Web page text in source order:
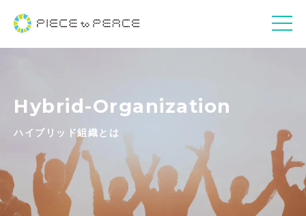
Hybrid-Organization
ハイブリッド組織とは